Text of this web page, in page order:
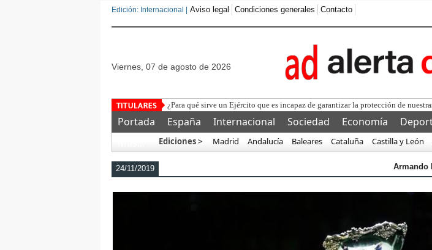
Edición: Internacional | Aviso legal Condiciones generales Contacto
viernes, 07 de agosto de 2026
¿Para qué sirve un Ejército que es incapaz de garantizar la protección de
Portada España Internacional Sociedad Economía
Ediciones > Madrid Andalucía Baleares Cataluña Castilla y León
24/11/2019 Armando